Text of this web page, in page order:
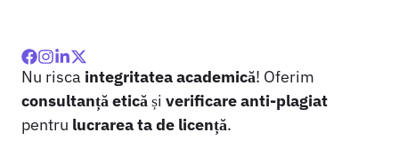
Nu risca integritatea academică! Oferim
consultanță eticăși verificare anti-plagiat
pentru lucrarea ta de licență.